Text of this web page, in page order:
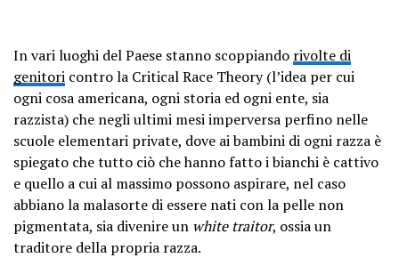
In vari luoghi del Paese stanno scoppiando rivolte di
genitori contro la Critical Race Theory (l’idea per cui
ogni cosa americana, ogni storia ed ogni ente, sia
razzista) che negli ultimi mesi imperversa perfino nelle
scuole elementari private, dove ai bambini di ogni razza è
spiegato che tutto ciò che hanno fatto i bianchi è cattivo
e quello a cui al massimo possono aspirare, nel caso
abbiano la malasorte di essere nati con la pelle non
pigmentata, sia divenire un white traitor, ossia un
traditore della propria razza.